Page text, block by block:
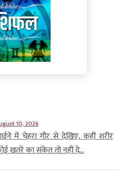
10, 2026
में चेहरा गौर से देखिए, कहीं शरीर
खतरे का संकेत तो नहीं दे...